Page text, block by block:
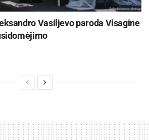
Vasiljevo paroda Visagine